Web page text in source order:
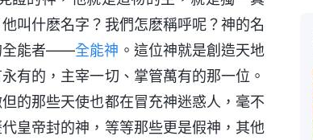
叫什麽名字？我們怎麽稱呼呢？神的名
全能者——全能神 。這位神就是創造天地
有的，主宰一切、掌管萬有的那一位。
的那些天使也都在冒充神迷惑人，毫不
皇帝封的神，等等那些更是假神，其他